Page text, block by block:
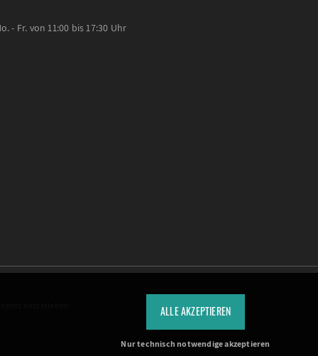
- Fr. von 11:00 bis 17:30 Uhr
ALLE AKZEPTIEREN
Nur technisch notwendige akzeptieren